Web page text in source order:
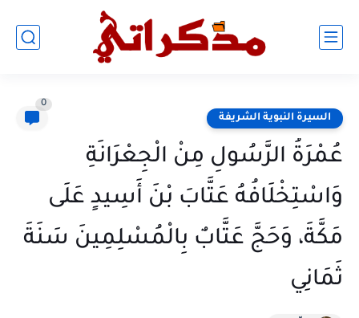
السيرة النبوية الشريفة
0
عُمْرَةُ الرَّسُولِ مِنْ الْجِعْرَانَةِ
وَاسْتِخْلَافُهُ عَتَّابَ بْنَ أَسِيدٍ عَلَى
مَكَّةَ، وَحَجَّ عَتَّابٌ بِالْمُسْلِمِينَ سَنَةَ
ثَمَانِي